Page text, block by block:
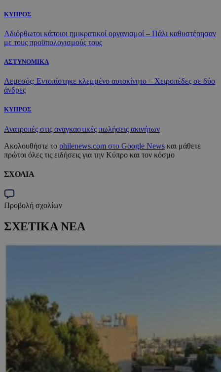
ΚΥΠΡΟΣ
Αδιόρθωτοι κάποιοι ημικρατικοί οργανισμοί – Πάλι καθυστέρησαν
με τους προϋπολογισμούς τους
ΑΣΤΥΝΟΜΙΚΑ
Λεμεσός: Εντοπίστηκε κλεμμένο αυτοκίνητο – Χειροπέδες σε δύο
άνδρες
ΚΥΠΡΟΣ
Ανατροπές στις αναγκαστικές πωλήσεις ακινήτων
Ακολουθήστε το philenews.com στο Google News και μάθετε
πρώτοι όλες τις ειδήσεις για την Κύπρο και τον κόσμο
ΣΧΟΛΙΑ
Προβολή σχολίων
ΣΧΕΤΙΚΑ ΝΕΑ